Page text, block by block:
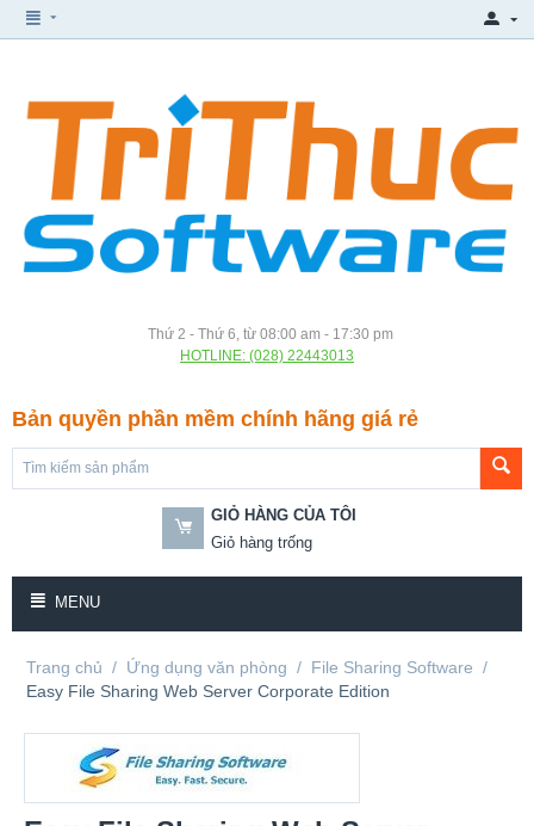
Thứ 2 - Thứ 6, từ 08:00 am - 17:30 pm
HOTLINE: (028) 22443013
Bản quyền phần mềm chính hãng giá rẻ
GIỎ HÀNG CỦA TÔI
Giỏ hàng trống
MENU
Trang chủ / Ứng dụng văn phòng / File Sharing Software /
Easy File Sharing Web Server Corporate Edition